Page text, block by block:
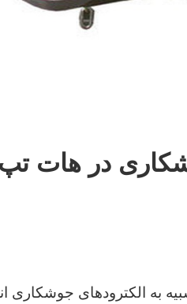
در هات تپ
به الکترودهای جوشکاری